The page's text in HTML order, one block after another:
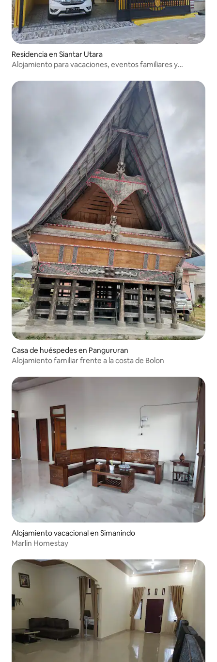
Residencia en Siantar Utara
Alojamiento para vacaciones, eventos familiares y
Casa de huéspedes en Pangururan
Alojamiento familiar frente a la costa de Bolon
Alojamiento vacacional en Simanindo
Marlin Homestay